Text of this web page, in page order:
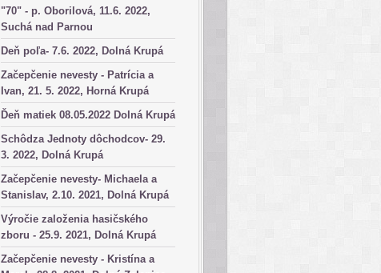
"70" - p. Oborilová, 11.6. 2022,
Suchá nad Parnou
Deň poľa- 7.6. 2022, Dolná Krupá
Začepčenie nevesty - Patrícia a
Ivan, 21. 5. 2022, Horná Krupá
Ďeň matiek 08.05.2022 Dolná Krupá
Schôdza Jednoty dôchodcov- 29.
3. 2022, Dolná Krupá
Začepčenie nevesty- Michaela a
Stanislav, 2.10. 2021, Dolná Krupá
Výročie založenia hasičského
zboru - 25.9. 2021, Dolná Krupá
Začepčenie nevesty - Kristína a